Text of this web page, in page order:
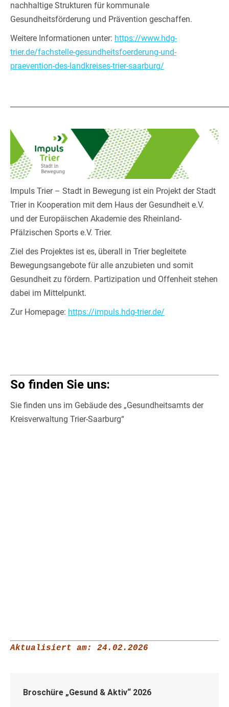
nachhaltige Strukturen für kommunale
Gesundheitsförderung und Prävention geschaffen.
Weitere Informationen unter: https://www.hdg-
trier.de/fachstelle-gesundheitsfoerderung-und-
praevention-des-landkreises-trier-saarburg/
Impuls Trier – Stadt in Bewegung ist ein Projekt der Stadt
Trier in Kooperation mit dem Haus der Gesundheit e.V.
und der Europäischen Akademie des Rheinland-
Pfälzischen Sports e.V. Trier.
Ziel des Projektes ist es, überall in Trier begleitete
Bewegungsangebote für alle anzubieten und somit
Gesundheit zu fördern. Partizipation und Offenheit stehen
dabei im Mittelpunkt.
Zur Homepage: https://impuls.hdg-trier.de/
So finden Sie uns:
Sie finden uns im Gebäude des „Gesundheitsamts der
Kreisverwaltung Trier-Saarburg“
Aktualisiert am: 24.02.2026
Broschüre „Gesund & Aktiv“ 2026